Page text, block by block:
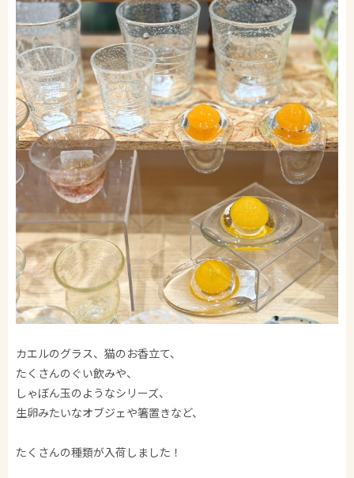
カエルのグラス、猫のお香立て、
たくさんのぐい飲みや、
しゃぼん玉のようなシリーズ、
生卵みたいなオブジェや箸置きなど、
たくさんの種類が入荷しました！